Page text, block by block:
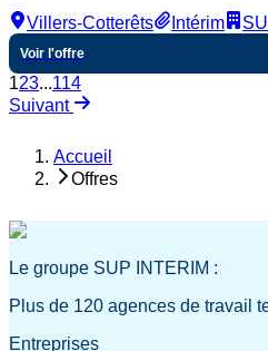
Villers-Cotterêts Intérim
Voir l'offre
123...114
Suivant
Accueil
Offres
Le groupe SUP INTERIM :
Plus de 120 agences de travail
Entreprises